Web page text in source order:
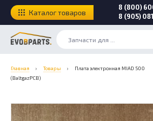
8 (800)
8 (905)
Каталог товаров
Главная › Товары ›
Плата электронная MIAD 500
(BaltgazPCB)